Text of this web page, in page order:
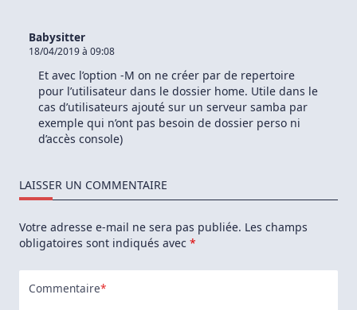
Babysitter
18/04/2019 à 09:08
Et avec l’option -M on ne créer par de repertoire
pour l’utilisateur dans le dossier home. Utile dans le
cas d’utilisateurs ajouté sur un serveur samba par
exemple qui n’ont pas besoin de dossier perso ni
d’accès console)
LAISSER UN COMMENTAIRE
Votre adresse e-mail ne sera pas publiée. Les champs
obligatoires sont indiqués avec *
Commentaire*